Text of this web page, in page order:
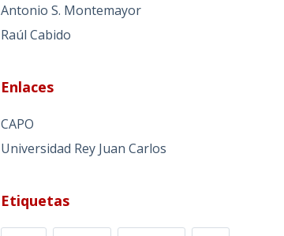
Antonio S. Montemayor
Raúl Cabido
Enlaces
CAPO
Universidad Rey Juan Carlos
Etiquetas